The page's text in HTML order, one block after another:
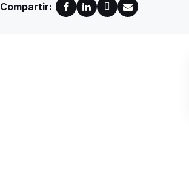
Compartir: